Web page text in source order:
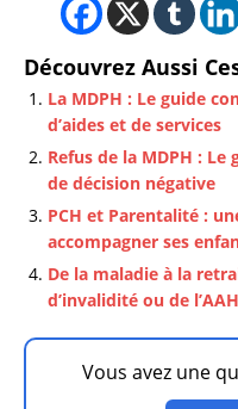
Découvrez Aussi
La MDPH : Le guide
d’aides et de services
Refus de la MDPH :
de décision négative
PCH et Parentalité :
accompagner ses
De la maladie à la
d’invalidité ou de l’AAH
Vous avez une